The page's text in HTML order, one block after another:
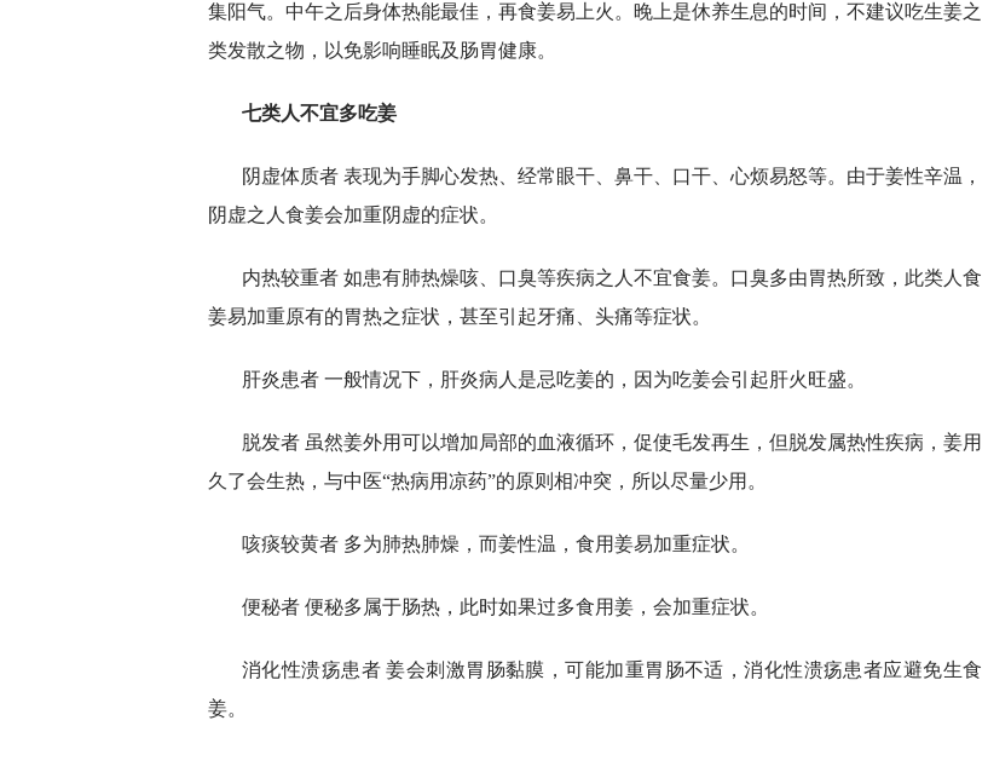
集阳气。中午之后身体热能最佳，再食姜易上火。晚上是休养生息的时间，不建议吃生姜之
类发散之物，以免影响睡眠及肠胃健康。
七类人不宜多吃姜
阴虚体质者 表现为手脚心发热、经常眼干、鼻干、口干、心烦易怒等。由于姜性辛温，
阴虚之人食姜会加重阴虚的症状。
内热较重者 如患有肺热燥咳、口臭等疾病之人不宜食姜。口臭多由胃热所致，此类人食
姜易加重原有的胃热之症状，甚至引起牙痛、头痛等症状。
肝炎患者 一般情况下，肝炎病人是忌吃姜的，因为吃姜会引起肝火旺盛。
脱发者 虽然姜外用可以增加局部的血液循环，促使毛发再生，但脱发属热性疾病，姜用
久了会生热，与中医“热病用凉药”的原则相冲突，所以尽量少用。
咳痰较黄者 多为肺热肺燥，而姜性温，食用姜易加重症状。
便秘者 便秘多属于肠热，此时如果过多食用姜，会加重症状。
消化性溃疡患者 姜会刺激胃肠黏膜，可能加重胃肠不适，消化性溃疡患者应避免生食
姜。